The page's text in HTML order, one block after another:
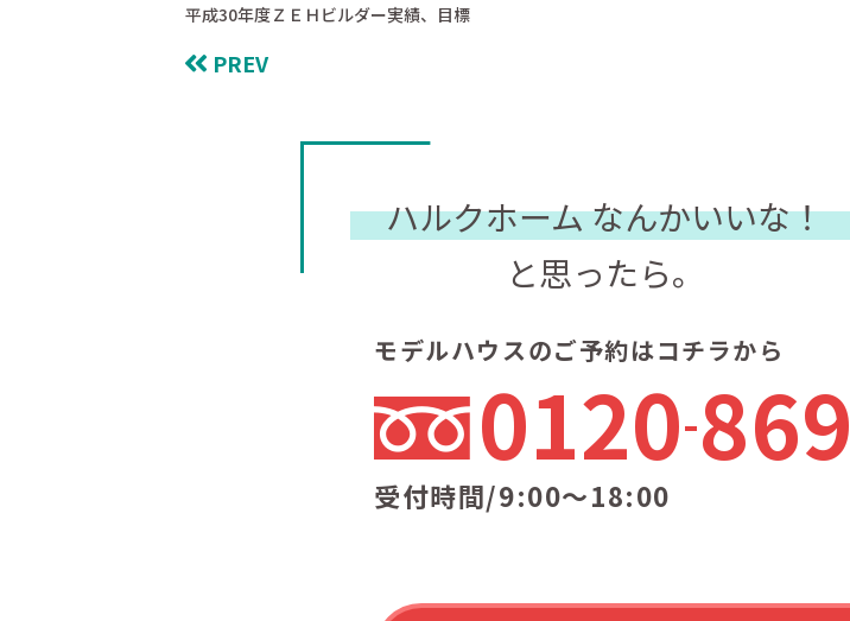
PREV
平成30年度ＺＥＨビルダー実績、目標
ハルクホームなんかいいな！
と思ったら。
モデルハウスのご予約はコチラから
0120869
受付時間/9:00〜18:00